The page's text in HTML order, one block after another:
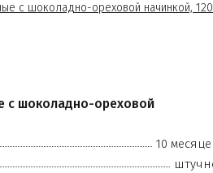
с шоколадно-ореховой
10